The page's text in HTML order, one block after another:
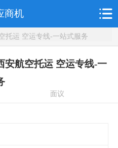
商机
托运 空运专线-一站式服务
安航空托运 空运专线-一
面议